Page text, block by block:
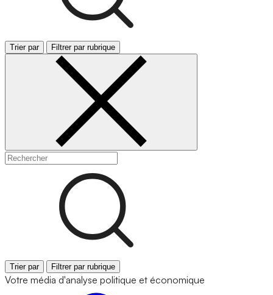
Trier par Filtrer par rubrique
Trier par Filtrer par rubrique
Votre média d'analyse politique et économique